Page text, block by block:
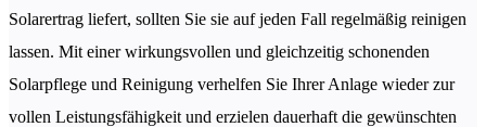
Solarertrag liefert, sollten Sie sie auf jeden Fall regelmäßig reinigen
lassen. Mit einer wirkungsvollen und gleichzeitig schonenden
Solarpflege und Reinigung verhelfen Sie Ihrer Anlage wieder zur
vollen Leistungsfähigkeit und erzielen dauerhaft die gewünschten